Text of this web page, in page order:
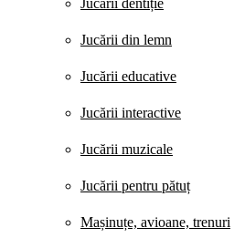
Jucării dentiție
Jucării din lemn
Jucării educative
Jucării interactive
Jucării muzicale
Jucării pentru pătuț
Mașinuțe, avioane, trenuri